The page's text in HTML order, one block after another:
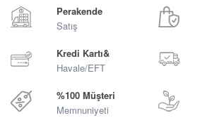
Perakende
Satış
Kredi Kartı&
Havale/EFT
%100 Müşteri
Memnuniyeti